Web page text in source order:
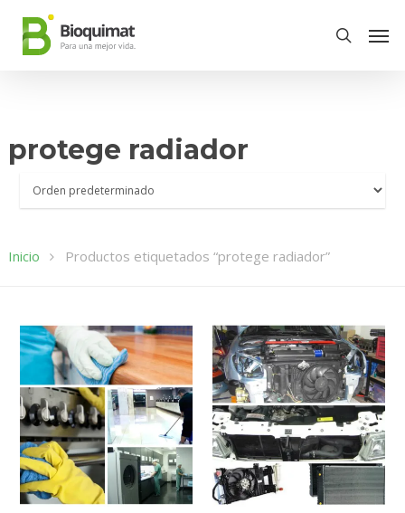
protege radiador
Inicio Productos etiquetados “protege radiador”